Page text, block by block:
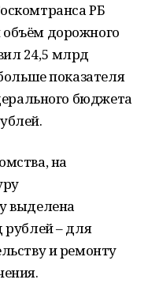
РБ
дорожного
24,5 млрд
показателя
бюджета
на
выделена
– для
и ремонту